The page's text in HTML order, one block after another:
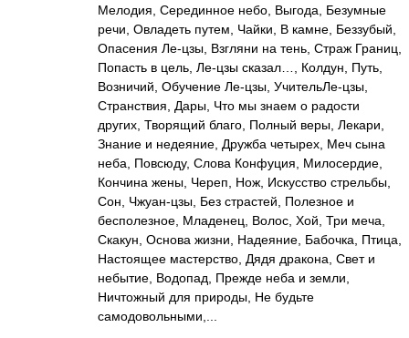
Мелодия, Серединное небо, Выгода, Безумные
речи, Овладеть путем, Чайки, В камне, Беззубый,
Опасения Ле-цзы, Взгляни на тень, Страж Границ,
Попасть в цель, Ле-цзы сказал…, Колдун, Путь,
Возничий, Обучение Ле-цзы, УчительЛе-цзы,
Странствия, Дары, Что мы знаем о радости
других, Творящий благо, Полный веры, Лекари,
Знание и недеяние, Дружба четырех, Меч сына
неба, Повсюду, Слова Конфуция, Милосердие,
Кончина жены, Череп, Нож, Искусство стрельбы,
Сон, Чжуан-цзы, Без страстей, Полезное и
бесполезное, Младенец, Волос, Хой, Три меча,
Скакун, Основа жизни, Надеяние, Бабочка, Птица,
Настоящее мастерство, Дядя дракона, Свет и
небытие, Водопад, Прежде неба и земли,
Ничтожный для природы, Не будьте
самодовольными,...